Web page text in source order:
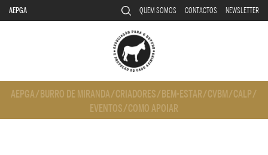
AEPGA QUEM SOMOS CONTACTOS NEWSLETTER
AEPGA/ BURRO DE MIRANDA/CRIADORES/ BEM-ESTAR/CVBM/CALP/
EVENTOS/COMO APOIAR